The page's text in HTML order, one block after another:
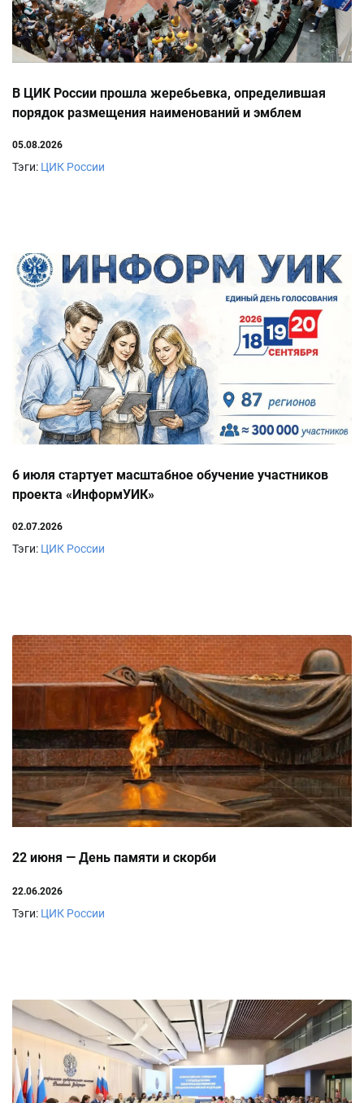
В ЦИК России прошла жеребьевка, определившая
порядок размещения наименований и эмблем
05.08.2026
Тэги: ЦИК России
6 июля стартует масштабное обучение участников
проекта «ИнформУИК»
02.07.2026
Тэги: ЦИК России
22 июня — День памяти и скорби
22.06.2026
Тэги: ЦИК России